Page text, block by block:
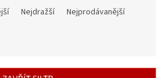
Nejdražší
Nejprodávanější